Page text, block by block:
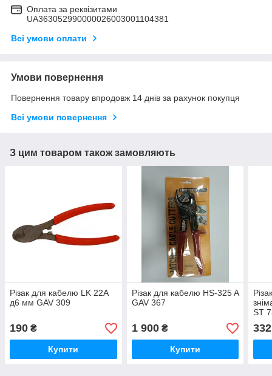
Оплата за реквізитами
UA363052990000026003001104381
Всі умови оплати
Умови повернення
Повернення товару впродовж 14 днів за рахунок покупця
Всі умови повернення
З цим товаром також замовляють
Різак для кабелю LK 22A
д6 мм GAV 309
190 ₴
Купити
Різак для кабелю HS-325 A
GAV 367
1 900₴
Купити
ST